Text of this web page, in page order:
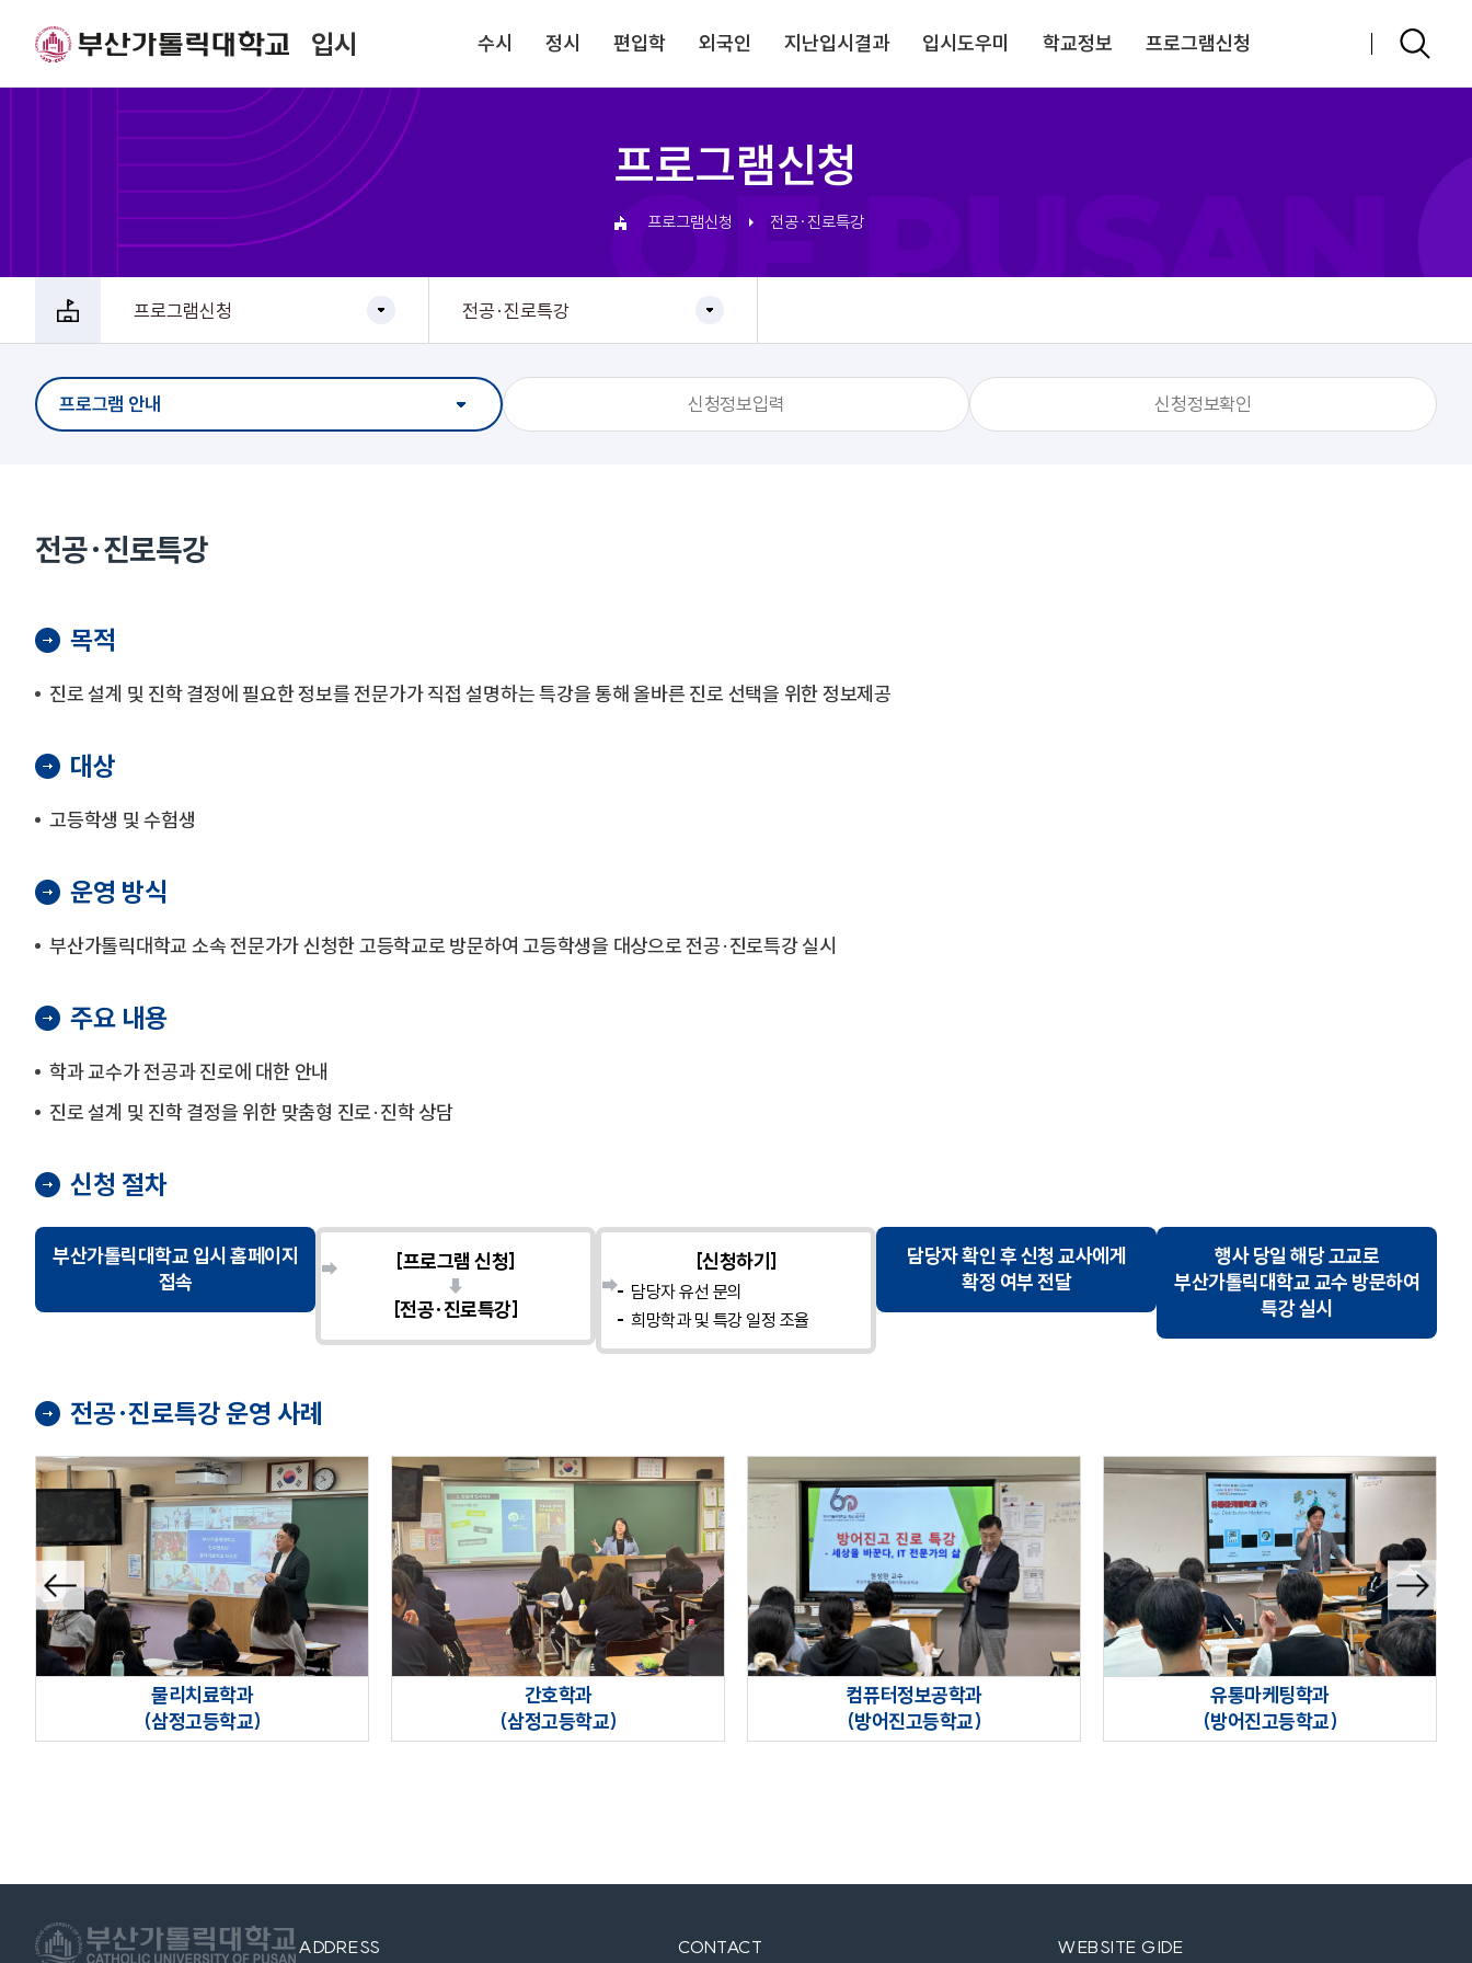
입시 수시 정시 편입학 외국인 지난입시결과 입시도우미 학교정보 프로그램신청
프로그램신청
프로그램신청 전공·진로특강
프로그램신청 전공·진로특강
프로그램 안내 신청정보입력 신청정보확인
전공·진로특강
목적
진로 설계 및 진학 결정에 필요한 정보를 전문가가 직접 설명하는 특강을 통해 올바른 진로 선택을 위한 정보제공
대상
고등학생 및 수험생
운영 방식
부산가톨릭대학교 소속 전문가가 신청한 고등학교로 방문하여 고등학생을 대상으로 전공·진로특강 실시
주요 내용
학과 교수가 전공과 진로에 대한 안내
진로 설계 및 진학 결정을 위한 맞춤형 진로·진학 상담
신청 절차
부산가톨릭대학교 입시 홈페이지
접속
[프로그램 신청]
[전공·진로특강]
[신청하기]
담당자 유선 문의
희망학과 및 특강 일정 조율
담당자 확인 후 신청 교사에게
확정 여부 전달
행사 당일 해당 고교로
부산가톨릭대학교 교수 방문하여
특강 실시
전공·진로특강 운영 사례
이전슬
라이드
물리치료학과
(삼정고등학교)
간호학과
(삼정고등학교)
컴퓨터정보공학과
(방어진고등학교)
유통마케팅학과
(방어진고등학교)
다음슬
라이드
ADDRESS CONTACT WEBSITE GIDE